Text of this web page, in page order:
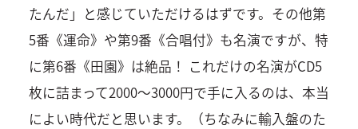
たんだ」と感じていただけるはずです。その他第
5番《運命》や第9番《合唱付》も名演ですが、特
に第6番《田園》は絶品！ これだけの名演がCD5
枚に詰まって2000～3000円で手に入るのは、本当
によい時代だと思います。（ちなみに輸入盤のた